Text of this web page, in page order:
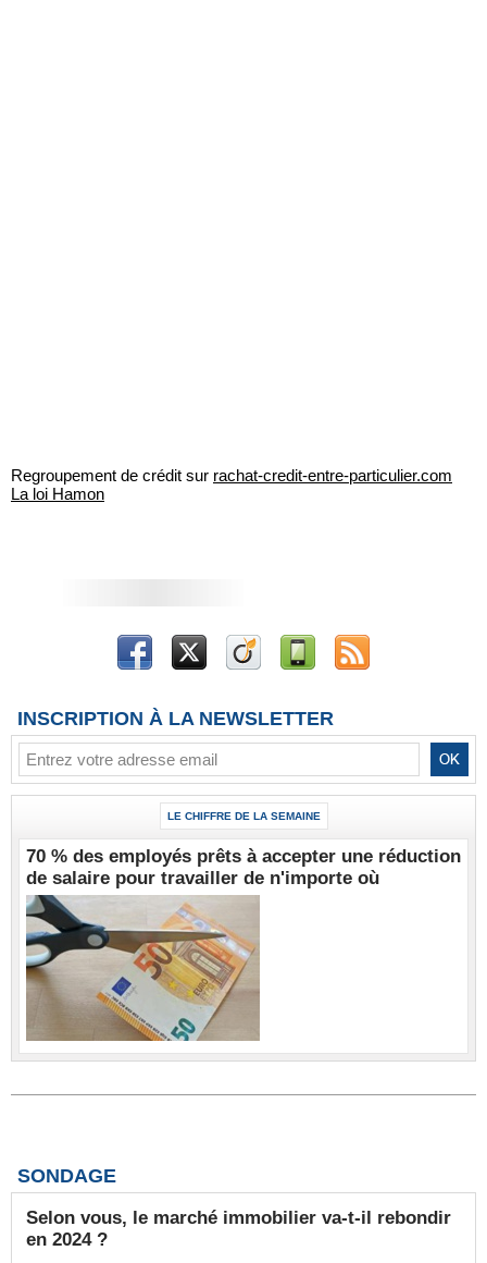
Regroupement de crédit sur rachat-credit-entre-particulier.com
La loi Hamon
INSCRIPTION À LA NEWSLETTER
LE CHIFFRE DE LA SEMAINE
70 % des employés prêts à accepter une réduction
de salaire pour travailler de n'importe où
SONDAGE
Selon vous, le marché immobilier va-t-il rebondir
en 2024 ?